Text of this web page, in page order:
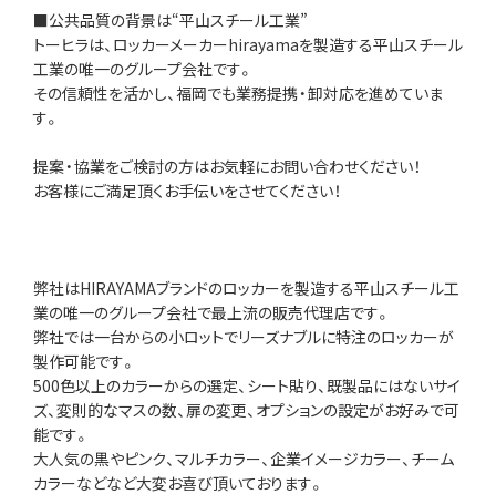
■公共品質の背景は“平山スチール工業”
トーヒラは、ロッカーメーカーhirayamaを製造する平山スチール
工業の唯一のグループ会社です。
その信頼性を活かし、福岡でも業務提携・卸対応を進めていま
す。
提案・協業をご検討の方はお気軽にお問い合わせください！
お客様にご満足頂くお手伝いをさせてください！
弊社はHIRAYAMAブランドのロッカーを製造する平山スチール工
業の唯一のグループ会社で最上流の販売代理店です。
弊社では一台からの小ロットでリーズナブルに特注のロッカーが
製作可能です。
500色以上のカラーからの選定、シート貼り、既製品にはないサイ
ズ、変則的なマスの数、扉の変更、オプションの設定がお好みで可
能です。
大人気の黒やピンク、マルチカラー、企業イメージカラー、チーム
カラーなどなど大変お喜び頂いております。